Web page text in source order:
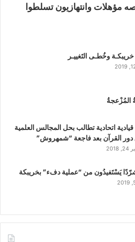
مؤهلات وانتهازيون تسلطوا
خريبكـة وخُطـى التَغييـر
المُزْعجةُ
قيادية اتحادية تطالب بحل المجالس العلمية
دور القرآن بعد فاجعة “شمهروش”